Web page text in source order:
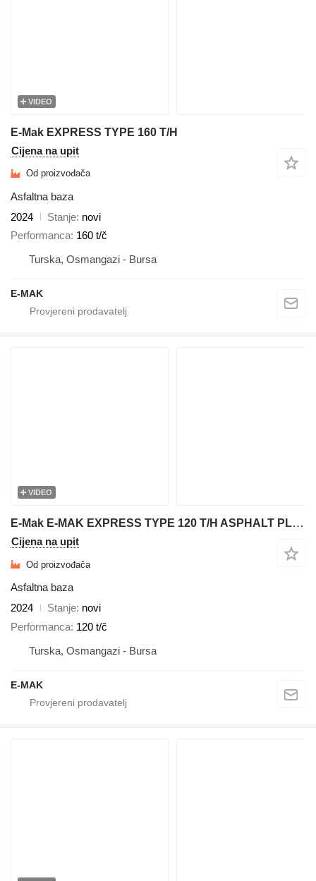
VIDEO
E-Mak EXPRESS TYPE 160 T/H
Cijena na upit
Od proizvođača
Asfaltna baza
2024
Stanje novi
Performanca 160 t/č
Turska, Osmangazi - Bursa
E-MAK
VIDEO
E-Mak E-MAK EXPRESS TYPE 120 T/H ASPHALT PLANT
Cijena na upit
Od proizvođača
Asfaltna baza
2024
Stanje novi
Performanca 120 t/č
Turska, Osmangazi - Bursa
E-MAK